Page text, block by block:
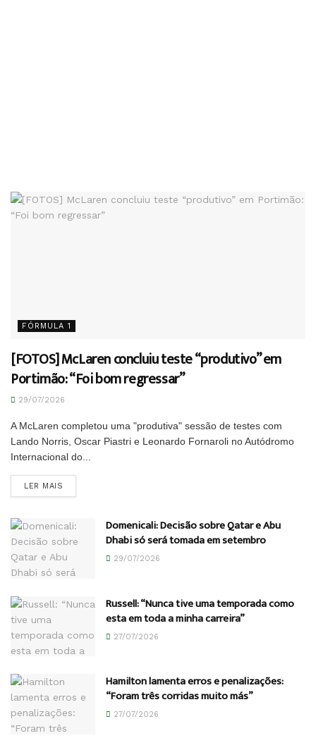
FÓRMULA 1
[FOTOS] McLaren concluiu teste “produtivo” em
Portimão: “Foi bom regressar”
29/07/2026
A McLaren completou uma "produtiva" sessão de testes com
Lando Norris, Oscar Piastri e Leonardo Fornaroli no Autódromo
Internacional do...
LER MAIS
Domenicali: Decisão sobre Qatar e Abu
Dhabi só será tomada em setembro
29/07/2026
Russell: “Nunca tive uma temporada como
esta em toda a minha carreira”
27/07/2026
Hamilton lamenta erros e penalizações:
“Foram três corridas muito más”
27/07/2026